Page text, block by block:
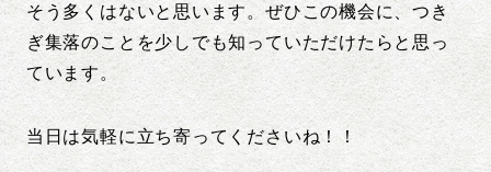
そう多くはないと思います。ぜひこの機会に、つき
ぎ集落のことを少しでも知っていただけたらと思っ
ています。
当日は気軽に立ち寄ってくださいね！！